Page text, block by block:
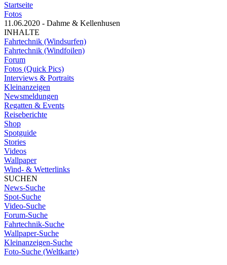
Startseite
Fotos
11.06.2020 - Dahme & Kellenhusen
INHALTE
Fahrtechnik (Windsurfen)
Fahrtechnik (Windfoilen)
Forum
Fotos (Quick Pics)
Interviews & Portraits
Kleinanzeigen
Newsmeldungen
Regatten & Events
Reiseberichte
Shop
Spotguide
Stories
Videos
Wallpaper
Wind- & Wetterlinks
SUCHEN
News-Suche
Spot-Suche
Video-Suche
Forum-Suche
Fahrtechnik-Suche
Wallpaper-Suche
Kleinanzeigen-Suche
Foto-Suche (Weltkarte)